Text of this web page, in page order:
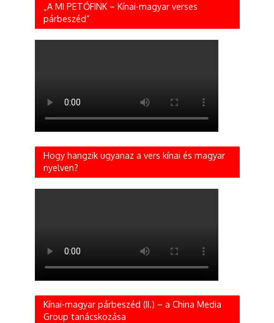
„A MI PETŐFINK – Kínai-magyar verses
párbeszéd”
Hogy hangzik ugyanaz a vers kínai és magyar
nyelven?
Kínai-magyar párbeszéd (II.) – a China Media
Group tanácskozása